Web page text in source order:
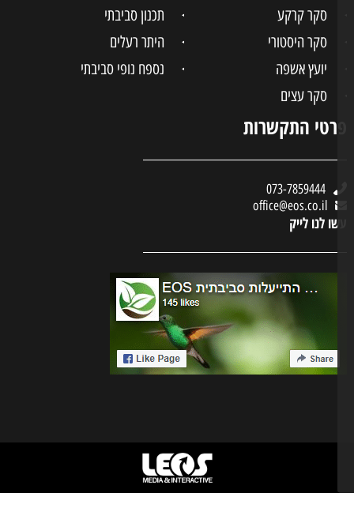
סקר קרקע
תכנון סביבתי
סקר היסטורי
היתר רעלים
יועץ אשפה
נספח נופי סביבתי
סקר עצים
התקשרות
073-7859444
office@eos.co.il
לנו לייק